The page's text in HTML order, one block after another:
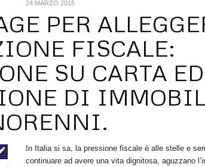
PER
FISCALE:
SU CARTA ED
DI
24 MARZO 2015
In Italia si sa, la pressione fiscale è alle stelle e
continuare ad avere una vita dignitosa, aguzzano